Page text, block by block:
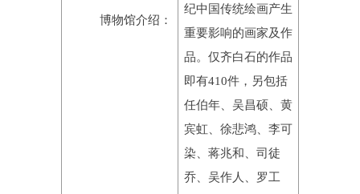
博物馆介绍：
纪中国传统绘画产生
重要影响的画家及作
品。仅齐白石的作品
即有410件，另包括
任伯年、吴昌硕、黄
宾虹、徐悲鸿、李可
染、蒋兆和、司徒
乔、吴作人、罗工